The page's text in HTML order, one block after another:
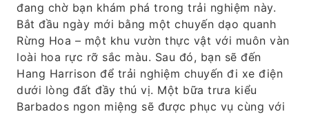
đang chờ bạn khám phá trong trải nghiệm này.
Bắt đầu ngày mới bằng một chuyến dạo quanh
Rừng Hoa – một khu vườn thực vật với muôn vàn
loài hoa rực rỡ sắc màu. Sau đó, bạn sẽ đến
Hang Harrison để trải nghiệm chuyến đi xe điện
dưới lòng đất đầy thú vị. Một bữa trưa kiểu
Barbados ngon miệng sẽ được phục vụ cùng với